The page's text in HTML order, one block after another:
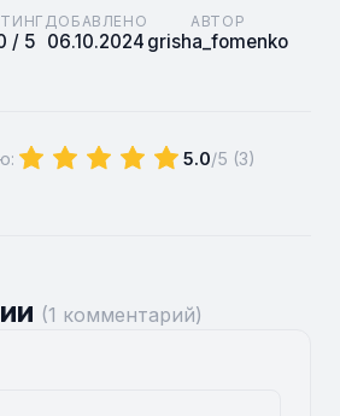
/ 5
ДОБАВЛЕНО
06.10.2024
АВТОР
grisha_fomenko
5.0/5 (3)
(1 комментарий)